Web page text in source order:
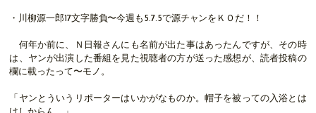
・川柳源一郎17文字勝負〜今週も5.7.5で源チャンをＫＯだ！！
何年か前に、Ｎ日報さんにも名前が出た事はあったんですが、その時
は、ヤンが出演した番組を見た視聴者の方が送った感想が、読者投稿の
欄に載ったって〜モノ。
「ヤンとういうリポーターはいかがなものか。帽子を被っての入浴とは